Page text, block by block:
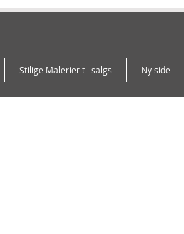
Stilige Malerier til salgs Ny side